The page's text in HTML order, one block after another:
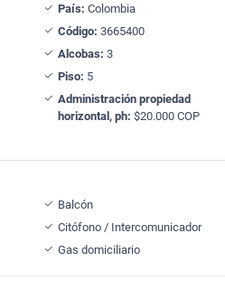
País: Colombia
Código: 3665400
Alcobas: 3
Piso: 5
Administración propiedad
horizontal, ph: $20.000 COP
Balcón
Citófono / Intercomunicador
Gas domiciliario